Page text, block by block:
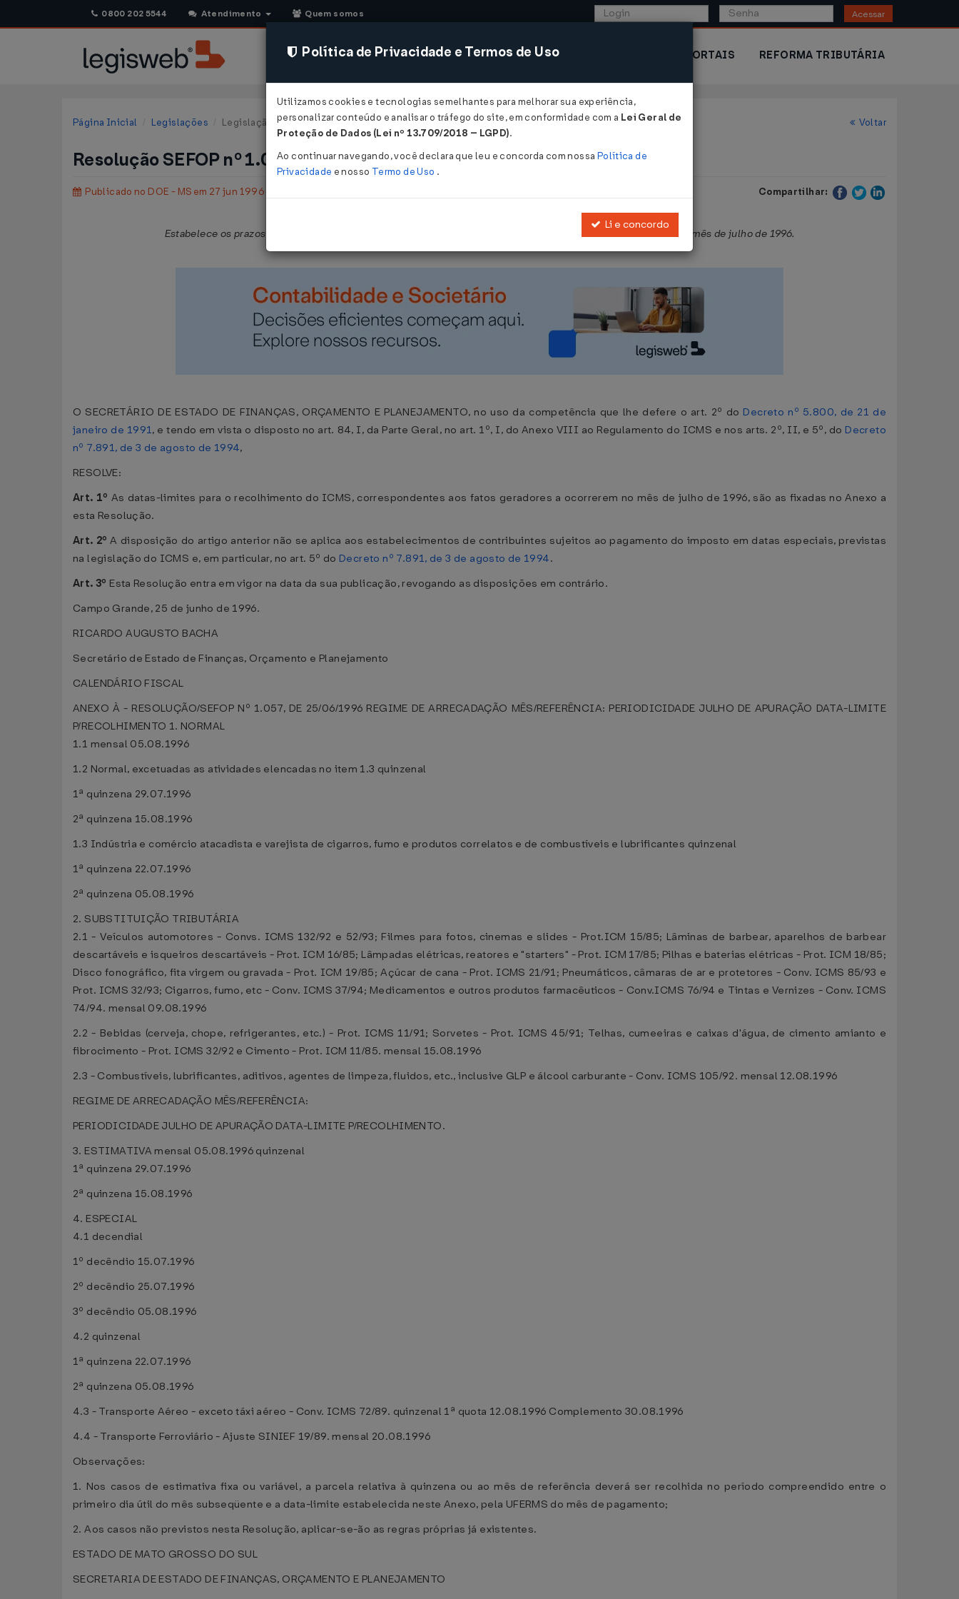
0800 202 5544 Atendimento Quem somos Acessar
CONSULTORIA SISTEMAS COMÉRCIO EXTERIOR PORTAIS REFORMA TRIBUTÁRIA
Página Inicial Legislações Legislação Estadual - Mato Grosso do Sul Voltar
Resolução SEFOP nº 1.057 de 25/06/1996
Publicado no DOE - MS em 27 jun 1996 Compartilhar:
Estabelece os prazos-limites para o recolhimento do ICMS, relativamente aos fatos geradores a ocorrerem no mês de julho de 1996.
O SECRETÁRIO DE ESTADO DE FINANÇAS, ORÇAMENTO E PLANEJAMENTO, no uso da competência que lhe defere o art. 2º do Decreto nº 5.800, de 21 de
janeiro de 1991, e tendo em vista o disposto no art. 84, I, da Parte Geral, no art. 1º, I, do Anexo VIII ao Regulamento do ICMS e nos arts. 2º, II, e 5º, do Decreto
nº 7.891, de 3 de agosto de 1994,
RESOLVE:
Art. 1º As datas-limites para o recolhimento do ICMS, correspondentes aos fatos geradores a ocorrerem no mês de julho de 1996, são as fixadas no Anexo a
esta Resolução.
Art. 2º A disposição do artigo anterior não se aplica aos estabelecimentos de contribuintes sujeitos ao pagamento do imposto em datas especiais, previstas
na legislação do ICMS e, em particular, no art. 5º do Decreto nº 7.891, de 3 de agosto de 1994.
Art. 3º Esta Resolução entra em vigor na data da sua publicação, revogando as disposições em contrário.
Campo Grande, 25 de junho de 1996.
RICARDO AUGUSTO BACHA
Secretário de Estado de Finanças, Orçamento e Planejamento
CALENDÁRIO FISCAL
ANEXO À - RESOLUÇÃO/SEFOP Nº 1.057, DE 25/06/1996 REGIME DE ARRECADAÇÃO MÊS/REFERÊNCIA: PERIODICIDADE JULHO DE APURAÇÃO DATA-LIMITE
P/RECOLHIMENTO 1. NORMAL
1.1 mensal 05.08.1996
1.2 Normal, excetuadas as atividades elencadas no item 1.3 quinzenal
1ª quinzena 29.07.1996
2ª quinzena 15.08.1996
1.3 Indústria e comércio atacadista e varejista de cigarros, fumo e produtos correlatos e de combustíveis e lubrificantes quinzenal
1ª quinzena 22.07.1996
2ª quinzena 05.08.1996
2. SUBSTITUIÇÃO TRIBUTÁRIA
2.1 - Veículos automotores - Convs. ICMS 132/92 e 52/93; Filmes para fotos, cinemas e slides - Prot.ICM 15/85; Lâminas de barbear, aparelhos de barbear
descartáveis e isqueiros descartáveis - Prot. ICM 16/85; Lâmpadas elétricas, reatores e "starters" - Prot. ICM 17/85; Pilhas e baterias elétricas - Prot. ICM 18/85;
Disco fonográfico, fita virgem ou gravada - Prot. ICM 19/85; Açúcar de cana - Prot. ICMS 21/91; Pneumáticos, câmaras de ar e protetores - Conv. ICMS 85/93 e
Prot. ICMS 32/93; Cigarros, fumo, etc - Conv. ICMS 37/94; Medicamentos e outros produtos farmacêuticos - Conv.ICMS 76/94 e Tintas e Vernizes - Conv. ICMS
74/94. mensal 09.08.1996
2.2 - Bebidas (cerveja, chope, refrigerantes, etc.) - Prot. ICMS 11/91; Sorvetes - Prot. ICMS 45/91; Telhas, cumeeiras e caixas d'água, de cimento amianto e
fibrocimento - Prot. ICMS 32/92 e Cimento - Prot. ICM 11/85. mensal 15.08.1996
2.3 - Combustíveis, lubrificantes, aditivos, agentes de limpeza, fluidos, etc., inclusive GLP e álcool carburante - Conv. ICMS 105/92. mensal 12.08.1996
REGIME DE ARRECADAÇÃO MÊS/REFERÊNCIA:
PERIODICIDADE JULHO DE APURAÇÃO DATA-LIMITE P/RECOLHIMENTO.
3. ESTIMATIVA mensal 05.08.1996 quinzenal
1ª quinzena 29.07.1996
2ª quinzena 15.08.1996
4. ESPECIAL
4.1 decendial
1º decêndio 15.07.1996
2º decêndio 25.07.1996
3º decêndio 05.08.1996
4.2 quinzenal
1ª quinzena 22.07.1996
2ª quinzena 05.08.1996
4.3 - Transporte Aéreo - exceto táxi aéreo - Conv. ICMS 72/89. quinzenal 1ª quota 12.08.1996 Complemento 30.08.1996
4.4 - Transporte Ferroviário - Ajuste SINIEF 19/89. mensal 20.08.1996
Observações:
1. Nos casos de estimativa fixa ou variável, a parcela relativa à quinzena ou ao mês de referência deverá ser recolhida no período compreendido entre o
primeiro dia útil do mês subseqüente e a data-limite estabelecida neste Anexo, pela UFERMS do mês de pagamento;
2. Aos casos não previstos nesta Resolução, aplicar-se-ão as regras próprias já existentes.
ESTADO DE MATO GROSSO DO SUL
SECRETARIA DE ESTADO DE FINANÇAS, ORÇAMENTO E PLANEJAMENTO
Política de Privacidade e Termos de Uso
Utilizamos cookies e tecnologias semelhantes para melhorar sua experiência,
personalizar conteúdo e analisar o tráfego do site, em conformidade com a Lei Geral de
Proteção de Dados (Lei nº 13.709/2018 – LGPD).
Ao continuar navegando, você declara que leu e concorda com nossa Política de
Privacidade e nosso Termo de Uso .
Li e concordo